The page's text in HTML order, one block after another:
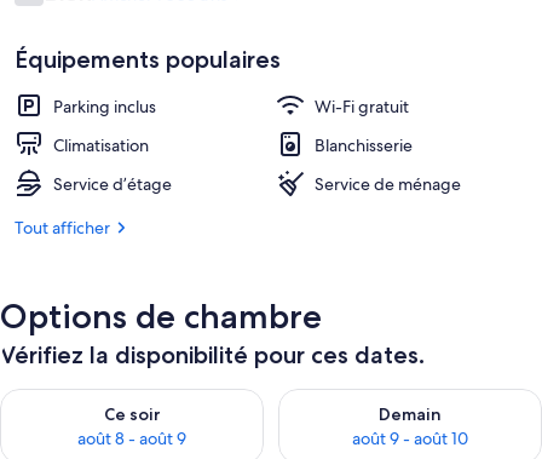
Chambre Quadruple Premium |
de
voyageurs
Équipements populaires
Parking inclus
Wi-Fi gratuit
Climatisation
Blanchisserie
Service d’étage
Service de ménage
Tout afficher
Options de chambre
Vérifiez la disponibilité pour ces dates.
Ce soir
août 8 - août 9
Vérifier la disponibilité pour ce soir août 8 - août 9
Demain
août 9 - août 10
Vérifier la disponibilité pour